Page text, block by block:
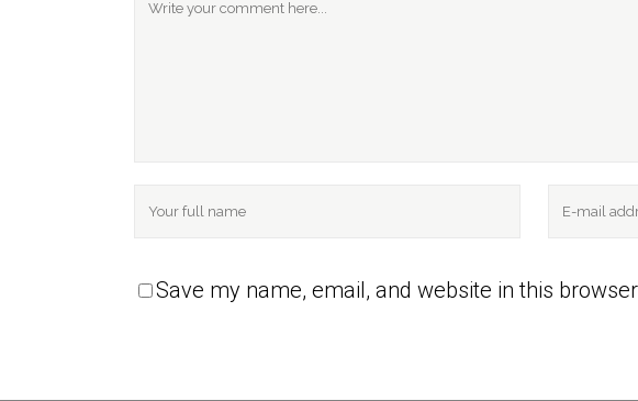
Save my name, email, and website in this